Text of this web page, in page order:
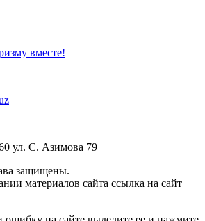
вместе!
ул. С. Азимова 79
защищены.
материалов сайта ссылка на сайт